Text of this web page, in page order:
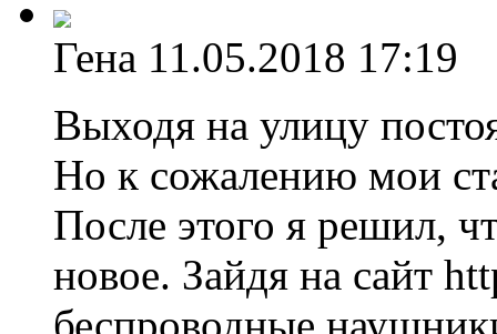
Гена 11.05.2018 17:19
Выходя на улицу
Но к сожалению мои
После этого я решил,
новое. Зайдя на сайт